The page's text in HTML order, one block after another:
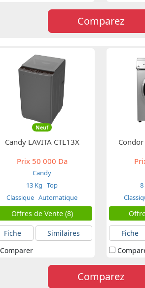
Comparez
Neuf
Candy LAVITA CTL13X
Prix50 000 Da
Candy
13 Kg Top
Classique Automatique
Offres de Vente (8)
Fiche
Similaires
Comparer
Condor
8
Fiche
Comparez